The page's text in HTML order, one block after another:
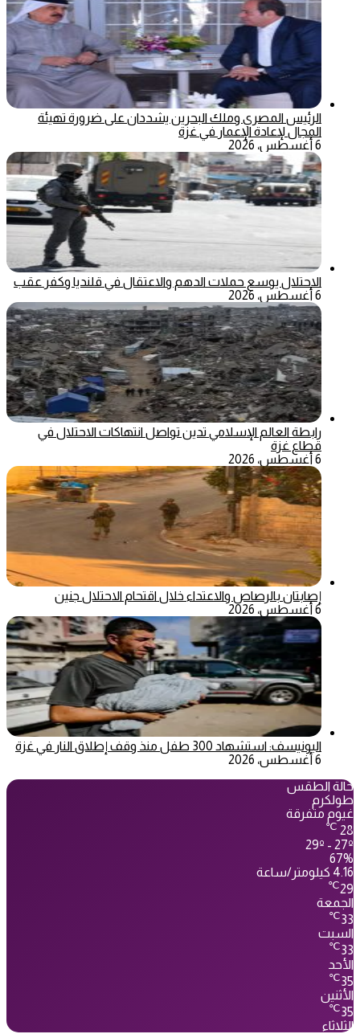
الرئيس المصري وملك البحرين يشددان على ضرورة تهيئة
المجال لإعادة الإعمار في غزة
6 أغسطس، 2026
الاحتلال يوسع حملات الدهم والاعتقال في قلنديا وكفر عقب
6 أغسطس، 2026
رابطة العالم الإسلامي تدين تواصل انتهاكات الاحتلال في
قطاع غزة
6 أغسطس، 2026
إصابتان بالرصاص والاعتداء خلال اقتحام الاحتلال جنين
6 أغسطس، 2026
اليونيسف: استشهاد 300 طفل منذ وقف إطلاق النار في غزة
6 أغسطس، 2026
حالة الطقس
طولكرم
غيوم متفرقة
28
℃
29º - 27º
67%
4.16 كيلومتر/ساعة
29
℃
الجمعة
33
℃
السبت
33
℃
الأحد
35
℃
الأثنين
35
℃
الثلاثاء